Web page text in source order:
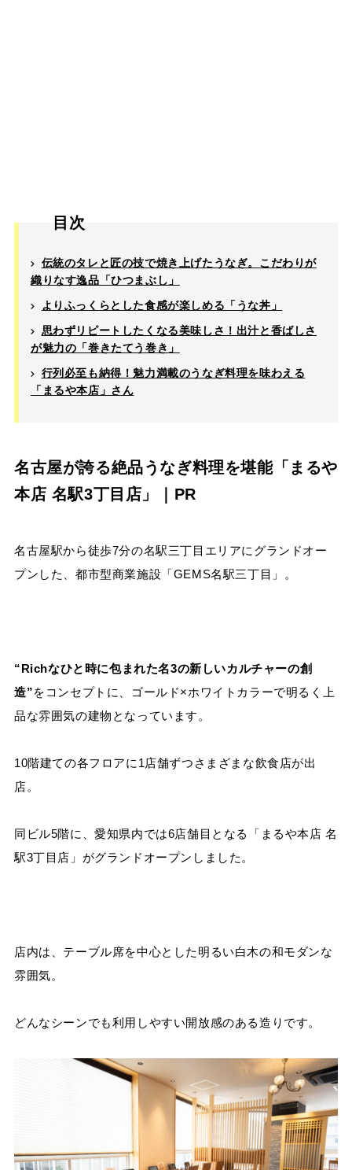
目次
伝統のタレと匠の技で焼き上げたうなぎ。こだわりが
織りなす逸品「ひつまぶし」
よりふっくらとした食感が楽しめる「うな丼」
思わずリピートしたくなる美味しさ！出汁と香ばしさ
が魅力の「巻きたてう巻き」
行列必至も納得！魅力満載のうなぎ料理を味わえる
「まるや本店」さん
名古屋が誇る絶品うなぎ料理を堪能「まるや
本店 名駅3丁目店」｜PR
名古屋駅から徒歩7分の名駅三丁目エリアにグランドオー
プンした、都市型商業施設「GEMS名駅三丁目」。
“Richなひと時に包まれた名3の新しいカルチャーの創
造”をコンセプトに、ゴールド×ホワイトカラーで明るく上
品な雰囲気の建物となっています。
10階建ての各フロアに1店舗ずつさまざまな飲食店が出
店。
同ビル5階に、愛知県内では6店舗目となる「まるや本店 名
駅3丁目店」がグランドオープンしました。
店内は、テーブル席を中心とした明るい白木の和モダンな
雰囲気。
どんなシーンでも利用しやすい開放感のある造りです。